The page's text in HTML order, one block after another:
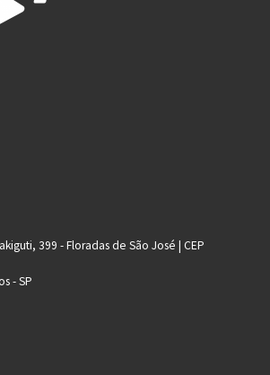
399 - Floradas de São José | CEP
- SP